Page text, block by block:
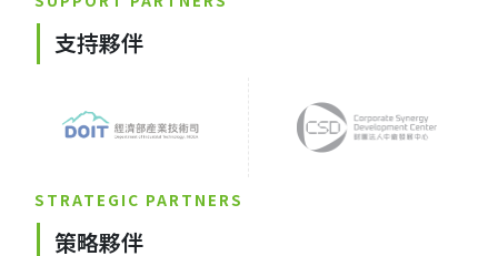
支持夥伴
STRATEGIC PARTNERS
策略夥伴